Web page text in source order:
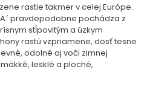
rastie takmer v celej Európe.
pravdepodobne pochádza z
stĺpovitým a úzkym
rastú vzpriamene, dosť tesne
odolné aj voči zimnej
lesklé a ploché,